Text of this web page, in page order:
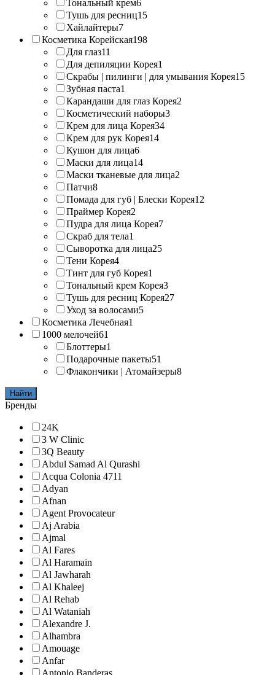
Тональный крем6
Тушь для ресниц15
Хайлайтеры7
Косметика Корейская198
Для глаз11
Для депиляции Корея1
Скрабы | пилинги | для умывания Корея15
Зубная паста1
Карандаши для глаз Корея2
Косметический наборы3
Крем для лица Корея34
Крем для рук Корея14
Кушон для лица6
Маски для лица14
Маски тканевые для лица2
Патчи8
Помада для губ | Блески Корея12
Праймер Корея2
Пудра для лица Корея7
Скраб для тела1
Сыворотка для лица25
Тени Корея4
Тинт для губ Корея1
Тональный крем Корея3
Тушь для ресниц Корея27
Уход за волосами5
Косметика Лечебная1
1000 мелочей61
Блоттеры1
Подарочные пакеты51
Флакончики | Атомайзеры8
Найти
Бренды
24K
3 W Clinic
3Q Beauty
Abdul Samad Al Qurashi
Acqua Colonia 4711
Adyan
Afnan
Agent Provocateur
Aj Arabia
Ajmal
Al Fares
Al Haramain
Al Jawharah
Al Khaleej
Al Rehab
Al Wataniah
Alexandre J.
Alhambra
Amouage
Anfar